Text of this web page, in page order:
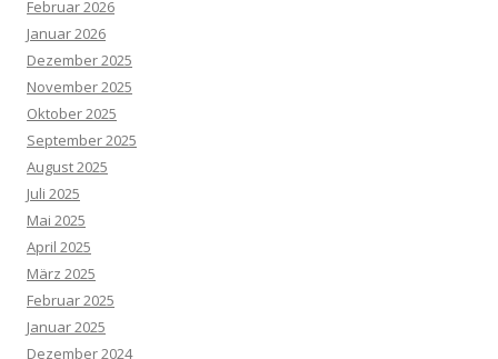
Februar 2026
Januar 2026
Dezember 2025
November 2025
Oktober 2025
September 2025
August 2025
Juli 2025
Mai 2025
April 2025
März 2025
Februar 2025
Januar 2025
Dezember 2024